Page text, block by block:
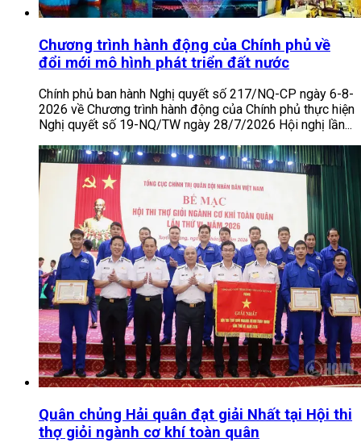
Chương trình hành động của Chính phủ về
đổi mới mô hình phát triển đất nước
Chính phủ ban hành Nghị quyết số 217/NQ-CP ngày 6-8-
2026 về Chương trình hành động của Chính phủ thực hiện
Nghị quyết số 19-NQ/TW ngày 28/7/2026 Hội nghị lần...
Quân chủng Hải quân đạt giải Nhất tại Hội thi
thợ giỏi ngành cơ khí toàn quân